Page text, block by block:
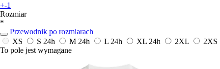
+-1
Rozmiar
*
Przewodnik po rozmiarach
XS
S 24h M 24h L 24h XL 24h 2XL
2XS
To pole jest wymagane